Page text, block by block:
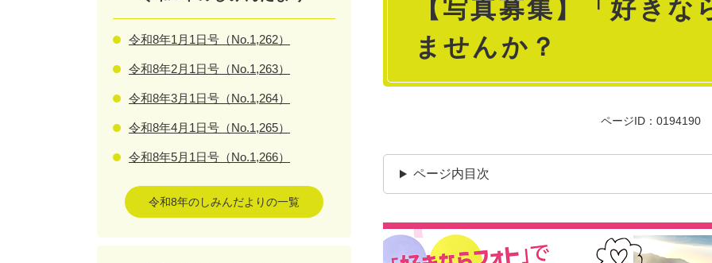
【写真募集】「好き
ませんか？
ページID：0194190
ページ内目次
令和8年1月1日号（No.1,262）
令和8年2月1日号（No.1,263）
令和8年3月1日号（No.1,264）
令和8年4月1日号（No.1,265）
令和8年5月1日号（No.1,266）
令和8年のしみんだよりの一覧